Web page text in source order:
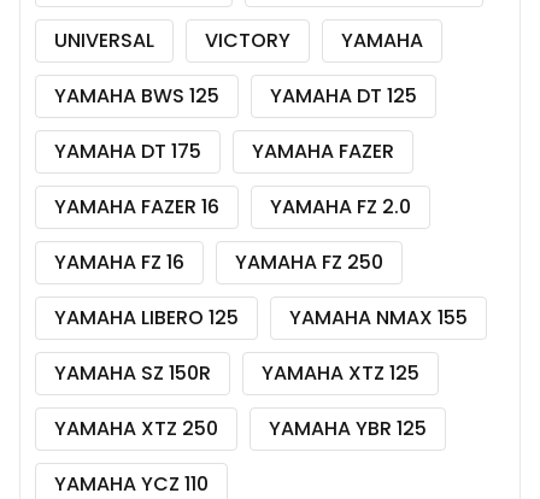
UNIVERSAL
VICTORY
YAMAHA
YAMAHA BWS 125
YAMAHA DT 125
YAMAHA DT 175
YAMAHA FAZER
YAMAHA FAZER 16
YAMAHA FZ 2.0
YAMAHA FZ 16
YAMAHA FZ 250
YAMAHA LIBERO 125
YAMAHA NMAX 155
YAMAHA SZ 150R
YAMAHA XTZ 125
YAMAHA XTZ 250
YAMAHA YBR 125
YAMAHA YCZ 110